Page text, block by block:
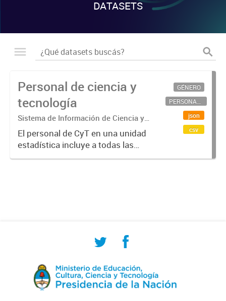
DATASETS
Personal de ciencia y
tecnología
Sistema de Información de Ciencia y
Tecnología Argentino (SICYTAR)
El personal de CyT en una unidad
estadística incluye a todas las
personas involucradas
GÉNERO
PERSONAL CIENTÍFICO-TECNOLÓGICO
json
csv